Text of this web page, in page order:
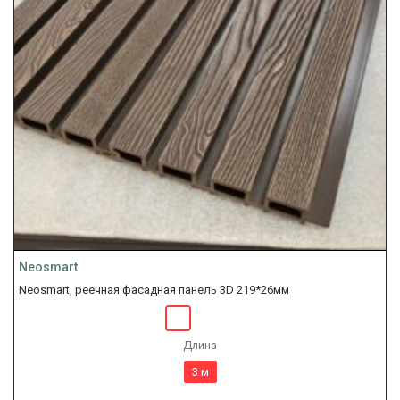
Neosmart
Neosmart, реечная фасадная панель 3D 219*26мм
Длина
3 м